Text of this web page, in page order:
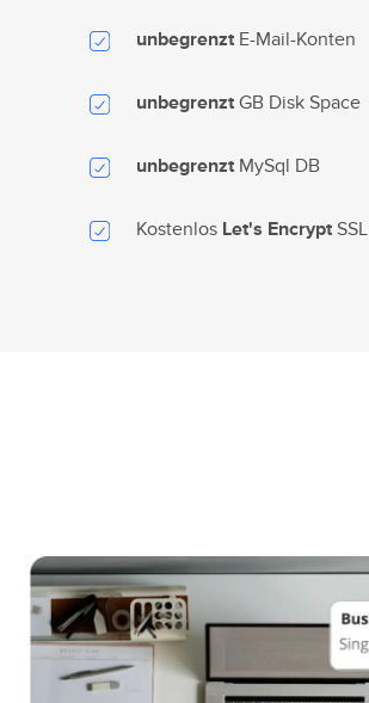
unbegrenzt E-Mail-Konten
unbegrenzt GB Disk Space
unbegrenzt MySql DB
Kostenlos Let's Encrypt SSL